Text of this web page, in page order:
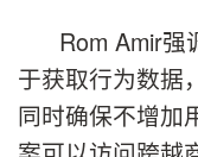
Rom Amir强
于获取行为数据
同时确保不增加